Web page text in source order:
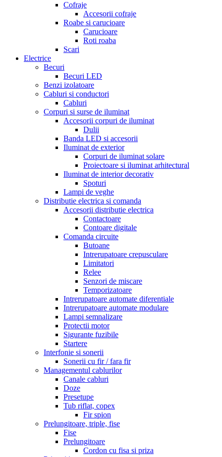
Cofraje
Accesorii cofraje
Roabe si carucioare
Carucioare
Roti roaba
Scari
Electrice
Becuri
Becuri LED
Benzi izolatoare
Cabluri si conductori
Cabluri
Corpuri si surse de iluminat
Accesorii corpuri de iluminat
Dulii
Banda LED si accesorii
Iluminat de exterior
Corpuri de iluminat solare
Proiectoare si iluminat arhitectural
Iluminat de interior decorativ
Spoturi
Lampi de veghe
Distributie electrica si comanda
Accesorii distributie electrica
Contactoare
Contoare digitale
Comanda circuite
Butoane
Intrerupatoare crepusculare
Limitatori
Relee
Senzori de miscare
Temporizatoare
Intrerupatoare automate diferentiale
Intrerupatoare automate modulare
Lampi semnalizare
Protectii motor
Sigurante fuzibile
Startere
Interfonie si sonerii
Sonerii cu fir / fara fir
Managementul cablurilor
Canale cabluri
Doze
Presetupe
Tub riflat, copex
Fir spion
Prelungitoare, triple, fise
Fise
Prelungitoare
Cordon cu fisa si priza